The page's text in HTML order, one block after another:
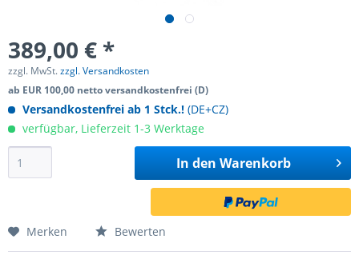
389,00 € *
zzgl. MwSt.zzgl. Versandkosten
ab EUR 100,00 netto versandkostenfrei (D)
Versandkostenfrei ab 1 Stck.! (DE+CZ)
verfügbar, Lieferzeit 1-3 Werktage
In den Warenkorb
Merken Bewerten